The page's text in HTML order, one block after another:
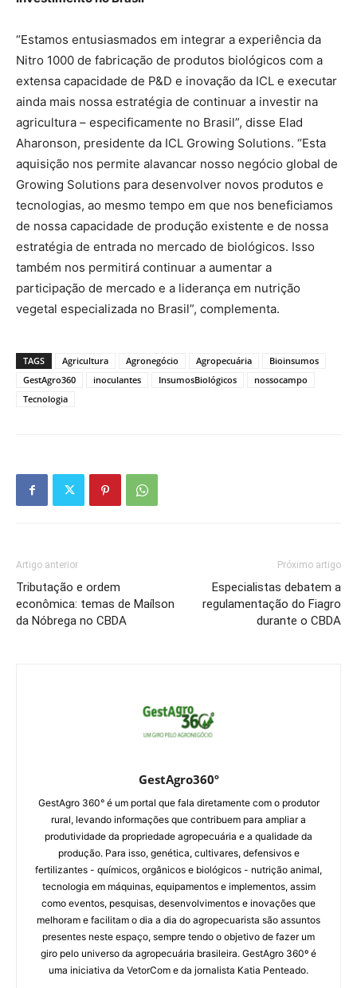
“Estamos entusiasmados em integrar a experiência da
Nitro 1000 de fabricação de produtos biológicos com a
extensa capacidade de P&D e inovação da ICL e executar
ainda mais nossa estratégia de continuar a investir na
agricultura – especificamente no Brasil”, disse Elad
Aharonson, presidente da ICL Growing Solutions. “Esta
aquisição nos permite alavancar nosso negócio global de
Growing Solutions para desenvolver novos produtos e
tecnologias, ao mesmo tempo em que nos beneficiamos
de nossa capacidade de produção existente e de nossa
estratégia de entrada no mercado de biológicos. Isso
também nos permitirá continuar a aumentar a
participação de mercado e a liderança em nutrição
vegetal especializada no Brasil”, complementa.
TAGS Agricultura Agronegócio Agropecuária
Bioinsumos
GestAgro360
inoculantes InsumosBiológicos
nossocampo
Tecnologia
Artigo anterior
Tributação e ordem
econômica: temas de Maílson
da Nóbrega no CBDA
Próximo artigo
Especialistas debatem a
regulamentação do Fiagro
durante o CBDA
GestAgro360º
GestAgro 360° é um portal que fala diretamente com o produtor
rural, levando informações que contribuem para ampliar a
produtividade da propriedade agropecuária e a qualidade da
produção. Para isso, genética, cultivares, defensivos e
fertilizantes - químicos, orgânicos e biológicos - nutrição animal,
tecnologia em máquinas, equipamentos e implementos, assim
como eventos, pesquisas, desenvolvimentos e inovações que
melhoram e facilitam o dia a dia do agropecuarista são assuntos
presentes neste espaço, sempre tendo o objetivo de fazer um
giro pelo universo da agropecuária brasileira. GestAgro 360º é
uma iniciativa da VetorCom e da jornalista Katia Penteado.